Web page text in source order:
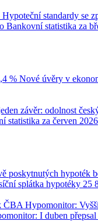
Hypoteční standardy se
Bankovní statistika za
% Nové úvěry v
závěr: odolnost
statistika za červen 2026
poskytnutých hypoték
splátka hypotéky 25
ČBA Hypomonitor:
I duben